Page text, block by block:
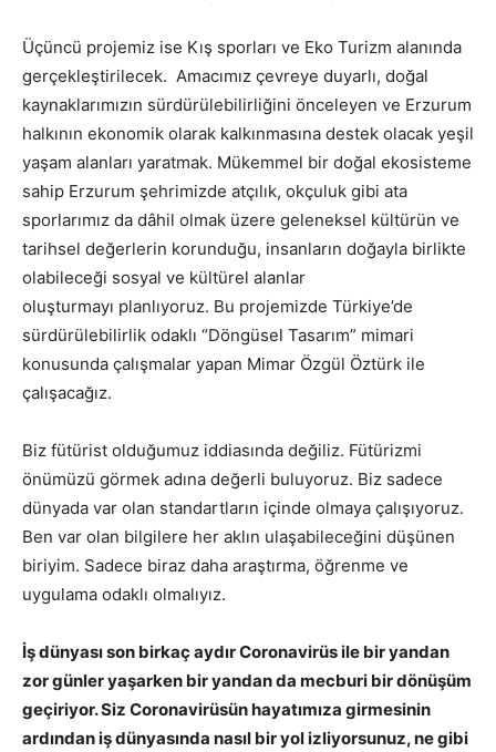
Üçüncü projemiz ise Kış sporları ve Eko Turizm alanında
gerçekleştirilecek. Amacımız çevreye duyarlı, doğal
kaynaklarımızın sürdürülebilirliğini önceleyen ve Erzurum
halkının ekonomik olarak kalkınmasına destek olacak yeşil
yaşam alanları yaratmak. Mükemmel bir doğal ekosisteme
sahip Erzurum şehrimizde atçılık, okçuluk gibi ata
sporlarımız da dâhil olmak üzere geleneksel kültürün ve
tarihsel değerlerin korunduğu, insanların doğayla birlikte
olabileceği sosyal ve kültürel alanlar
oluşturmayı planlıyoruz. Bu projemizde Türkiye’de
sürdürülebilirlik odaklı “Döngüsel Tasarım” mimari
konusunda çalışmalar yapan Mimar Özgül Öztürk ile
çalışacağız.
Biz fütürist olduğumuz iddiasında değiliz. Fütürizmi
önümüzü görmek adına değerli buluyoruz. Biz sadece
dünyada var olan standartların içinde olmaya çalışıyoruz.
Ben var olan bilgilere her aklın ulaşabileceğini düşünen
biriyim. Sadece biraz daha araştırma, öğrenme ve
uygulama odaklı olmalıyız.
İş dünyası son birkaç aydır Coronavirüs ile bir yandan
zor günler yaşarken bir yandan da mecburi bir dönüşüm
geçiriyor. Siz Coronavirüsün hayatımıza girmesinin
ardından iş dünyasında nasıl bir yol izliyorsunuz, ne gibi